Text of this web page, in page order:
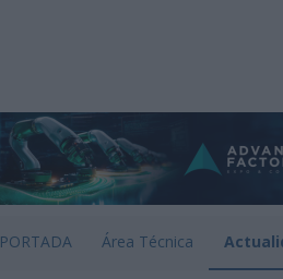
PORTADA Área Técnica